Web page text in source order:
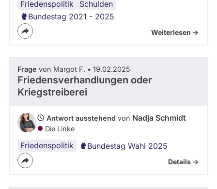
Friedenspolitik Schulden
Waffenexporte
Ukraine
Osteuropa
Russischer
Angriffskrieg
Bundestag 2021 - 2025
Weiterlesen ->
Frage von Margot F. • 19.02.2025
Friedensverhandlungen oder
Kriegstreiberei
Antwort ausstehend von Nadja Schmidt
Die Linke
Friedenspolitik Bundestag Wahl 2025
Details ->